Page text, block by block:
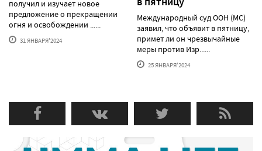
получил и изучает новое
предложение о прекращении
огня и освобождении ......
31 ЯНВАРЯ'2024
Международный суд ООН (МС)
заявил, что объявит в пятницу,
примет ли он чрезвычайные
меры против Изр......
25 ЯНВАРЯ'2024